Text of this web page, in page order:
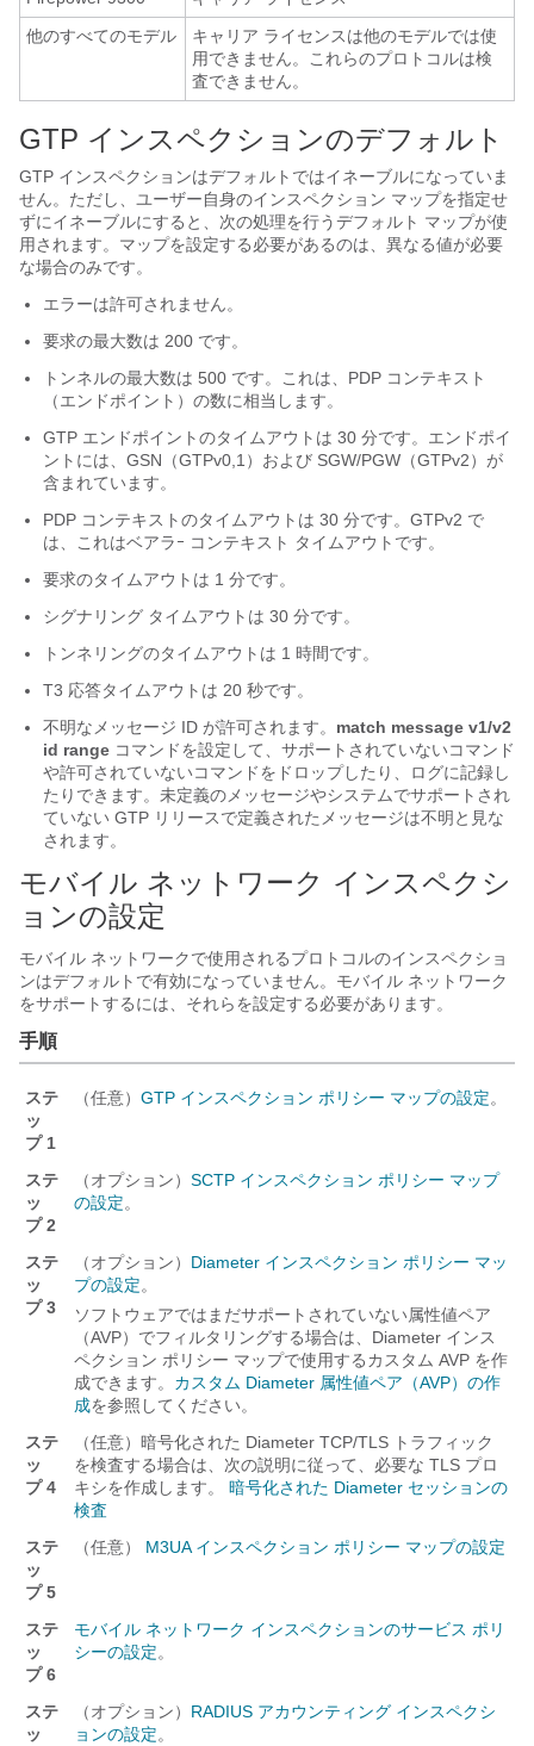
他のすべてのモデル
キャリア ライセンスは他のモデルでは使
用できません。これらのプロトコルは検
査できません。
GTP インスペクションのデフォルト
GTP インスペクションはデフォルトではイネーブルになっていま
せん。ただし、ユーザー自身のインスペクション マップを指定せ
ずにイネーブルにすると、次の処理を行うデフォルト マップが使
用されます。マップを設定する必要があるのは、異なる値が必要
な場合のみです。
エラーは許可されません。
要求の最大数は 200 です。
トンネルの最大数は 500 です。これは、PDP コンテキスト
（エンドポイント）の数に相当します。
GTP エンドポイントのタイムアウトは 30 分です。エンドポイ
ントには、GSN（GTPv0,1）および SGW/PGW（GTPv2）が
含まれています。
PDP コンテキストのタイムアウトは 30 分です。 GTPv2 で
は、これはベアラｰ コンテキスト タイムアウトです。
要求のタイムアウトは 1 分です。
シグナリング タイムアウトは 30 分です。
トンネリングのタイムアウトは 1 時間です。
T3 応答タイムアウトは 20 秒です。
不明なメッセージ ID が許可されます。 match message v1/v2
id range コマンドを設定して、サポートされていないコマンド
や許可されていないコマンドをドロップしたり、ログに記録し
たりできます。未定義のメッセージやシステムでサポートされ
ていない GTP リリースで定義されたメッセージは不明と見な
されます。
モバイル ネットワーク インスペクシ
ョンの設定
モバイル ネットワークで使用されるプロトコルのインスペクショ
ンはデフォルトで有効になっていません。モバイル ネットワーク
をサポートするには、それらを設定する必要があります。
手順
ステ
ッ
プ 1
（任意） GTP インスペクション ポリシー マップの設定。
ステ
ッ
プ 2
（オプション） SCTP インスペクション ポリシー マップ
の設定。
ステ
ッ
プ 3
（オプション） Diameter インスペクション ポリシー マッ
プの設定。
ソフトウェアではまだサポートされていない属性値ペア
（AVP）でフィルタリングする場合は、Diameter インス
ペクション ポリシー マップで使用するカスタム AVP を作
成できます。 カスタム Diameter 属性値ペア（AVP）の作
成を参照してください。
ステ
ッ
プ 4
（任意）暗号化された Diameter TCP/TLS トラフィック
を検査する場合は、次の説明に従って、必要な TLS プロ
キシを作成します。 暗号化された Diameter セッションの
検査
ステ
ッ
プ 5
（任意） M3UA インスペクション ポリシー マップの設定
ステ
ッ
プ 6
モバイル ネットワーク インスペクションのサービス ポリ
シーの設定。
ステ
ッ
（オプション） RADIUS アカウンティング インスペクシ
ョンの設定。